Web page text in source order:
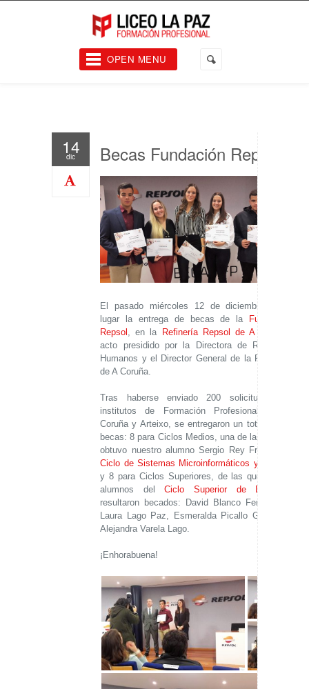
OPEN MENU
14
dic Becas Fundación Repsol
El pasado miércoles 12 de diciembre, tuvo
lugar la entrega de becas de la
Fundación
Repsol , en la Refinería Repsol de A Coruña
acto presidido por la Directora de Recursos
Humanos y el Director General de la Refinería
de A Coruña.
Tras haberse enviado 200 solicitudes de
institutos de Formación Profesional de A
Coruña y Arteixo, se entregaron un total de 16
becas: 8 para Ciclos Medios, una de las cuales
obtuvo nuestro alumno Sergio Rey Freire, del
Ciclo de Sistemas Microinformáticos y Redes
y 8 para Ciclos Superiores, de las que cuatro
alumnos delCiclo Superior de Dietética
resultaron becados: David Blanco Fernández,
Laura Lago Paz, Esmeralda Picallo Gómez y
Alejandra Varela Lago.
¡Enhorabuena!